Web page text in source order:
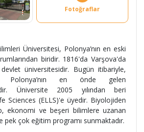
Fotoğraflar
Üniversitesi, Polonya’nın en eski
biridir. 1816'da Varşova'da
üniversitesidir. Bugün itibariyle,
Polonya’nın en önde gelen
Üniversite 2005 yılından beri
Sciences (ELLS)'e üyedir. Biyolojiden
ekonomi ve beşeri bilimlere uzanan
pek çok eğitim programı sunmaktadır.